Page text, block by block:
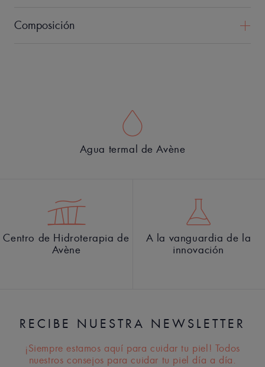
Composición
Agua termal de Avène
Centro de Hidroterapia de
Avène
A la vanguardia de la
innovación
RECIBE NUESTRA NEWSLETTER
¡Siempre estamos aquí para cuidar tu piel! Todos
nuestros consejos para cuidar tu piel día a día.